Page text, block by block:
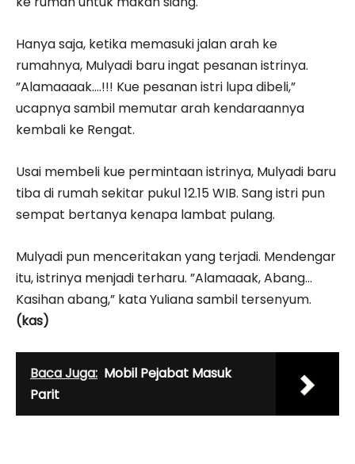
Hanya saja, ketika memasuki jalan arah ke
rumahnya, Mulyadi baru ingat pesanan istrinya.
”Alamaaaak….!!! Kue pesanan istri lupa dibeli,”
ucapnya sambil memutar arah kendaraannya
kembali ke Rengat.
Usai membeli kue permintaan istrinya, Mulyadi baru
tiba di rumah sekitar pukul 12.15 WIB. Sang istri pun
sempat bertanya kenapa lambat pulang.
Mulyadi pun menceritakan yang terjadi. Mendengar
itu, istrinya menjadi terharu. ”Alamaaak, Abang…
Kasihan abang,” kata Yuliana sambil tersenyum.
(kas)
Baca Juga: Mobil Pejabat Masuk
Parit